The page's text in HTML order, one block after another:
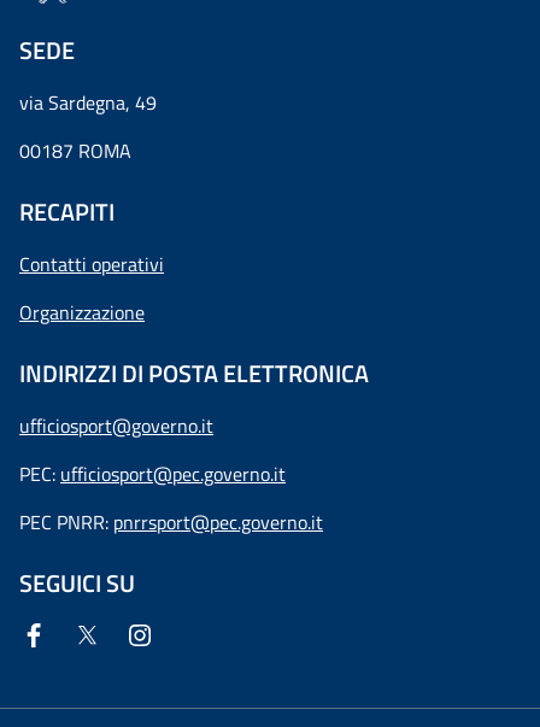
SEDE
via Sardegna, 49
00187 ROMA
RECAPITI
Contatti operativi
Organizzazione
INDIRIZZI DI POSTA ELETTRONICA
ufficiosport@governo.it
PEC: ufficiosport@pec.governo.it
PEC PNRR: pnrrsport@pec.governo.it
SEGUICI SU